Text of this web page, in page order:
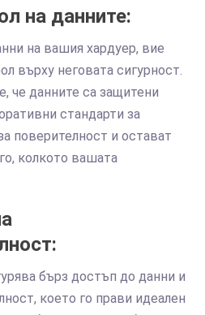
на данните:
на вашия хардуер, вие
върху неговата сигурност.
че данните са защитени
стандарти за
поверителност и остават
колкото вашата
бърз достъп до данни и
което го прави идеален